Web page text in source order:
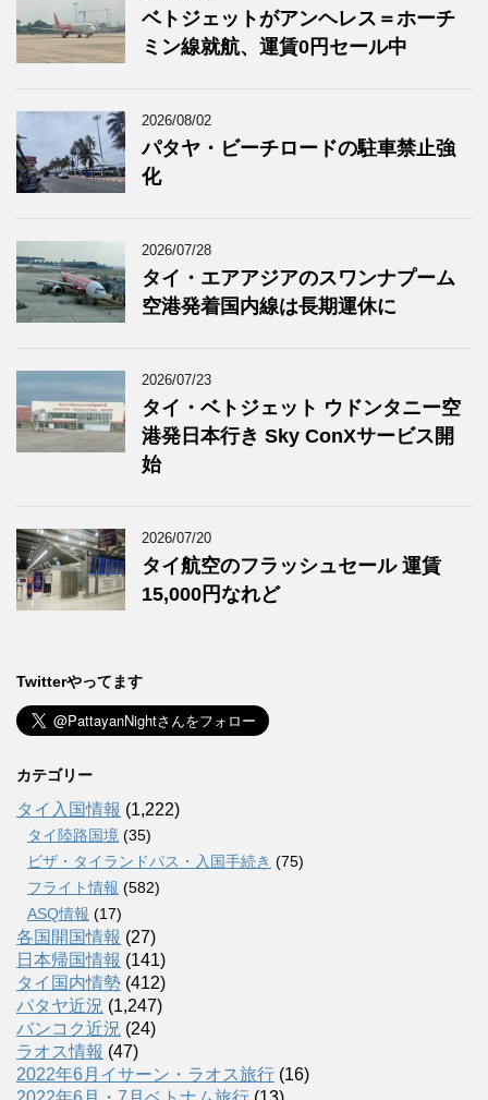
ベトジェットがアンヘレス＝ホーチ
ミン線就航、運賃0円セール中
2026/08/02
パタヤ・ビーチロードの駐車禁止強
化
2026/07/28
タイ・エアアジアのスワンナプーム
空港発着国内線は長期運休に
2026/07/23
タイ・ベトジェット ウドンタニー空
港発日本行き Sky ConXサービス開
始
2026/07/20
タイ航空のフラッシュセール 運賃
15,000円なれど
Twitterやってます
カテゴリー
タイ入国情報 (1,222)
タイ陸路国境 (35)
ビザ・タイランドパス・入国手続き (75)
フライト情報 (582)
ASQ情報 (17)
各国開国情報 (27)
日本帰国情報 (141)
タイ国内情勢 (412)
パタヤ近況 (1,247)
バンコク近況 (24)
ラオス情報 (47)
2022年6月イサーン・ラオス旅行 (16)